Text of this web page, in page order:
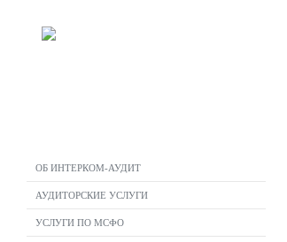
ОБ ИНТЕРКОМ-АУДИТ
АУДИТОРСКИЕ УСЛУГИ
УСЛУГИ ПО МСФО